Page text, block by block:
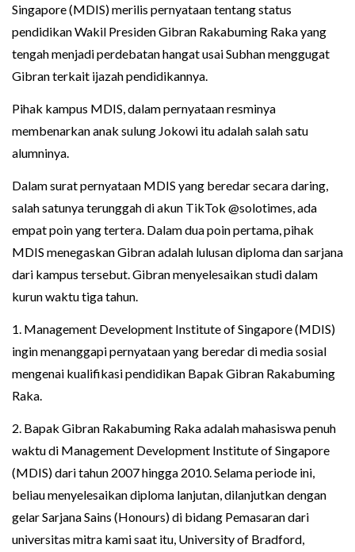
Singapore (MDIS) merilis pernyataan tentang status
pendidikan Wakil Presiden Gibran Rakabuming Raka yang
tengah menjadi perdebatan hangat usai Subhan menggugat
Gibran terkait ijazah pendidikannya.
Pihak kampus MDIS, dalam pernyataan resminya
membenarkan anak sulung Jokowi itu adalah salah satu
alumninya.
Dalam surat pernyataan MDIS yang beredar secara daring,
salah satunya terunggah di akun TikTok @solotimes, ada
empat poin yang tertera. Dalam dua poin pertama, pihak
MDIS menegaskan Gibran adalah lulusan diploma dan sarjana
dari kampus tersebut. Gibran menyelesaikan studi dalam
kurun waktu tiga tahun.
1. Management Development Institute of Singapore (MDIS)
ingin menanggapi pernyataan yang beredar di media sosial
mengenai kualifikasi pendidikan Bapak Gibran Rakabuming
Raka.
2. Bapak Gibran Rakabuming Raka adalah mahasiswa penuh
waktu di Management Development Institute of Singapore
(MDIS) dari tahun 2007 hingga 2010. Selama periode ini,
beliau menyelesaikan diploma lanjutan, dilanjutkan dengan
gelar Sarjana Sains (Honours) di bidang Pemasaran dari
universitas mitra kami saat itu, University of Bradford,